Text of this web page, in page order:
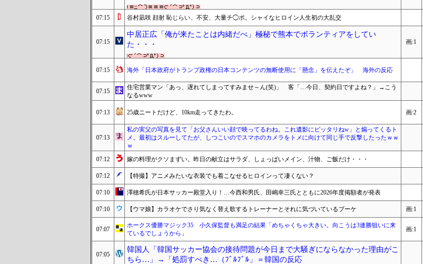
07:15 谷村凪咲 顔射 恥じらい、不安、大量チ◯ポ。シャイなヒロイン人生初の大乱交
07:15
中居正広「俺が来たことは内緒だべ」極秘で熊本でボランティアをしてい
た・・・
画:1
07:15 海外「日本政府がトランプ政権の日本コンテンツの無断使用に「懸念」を伝えたぞ」 海外の反応
07:15
住宅営業マン「あっ、遅れてしまってすみませ～ん(笑)」 客「…今日、契約日ですよね？」→こう
なるwww
07:13 25歳ニートだけど、10km走ってきたわ。 画:2
07:13
私の実父の写真を見て「お父さんいい顔で映ってるわね。これ遺影にピッタリねw」と煽ってくるト
メ。最初はスルーしてたが、しつこいのでスマホのカメラをトメに向けて同じ手で反撃したったｗｗ
ｗ
07:12 嫁の料理がクソまずい。昨日の献立はサラダ、しょっぱいメイン、汁物、ご飯だけ・・・
07:12 【特撮】アニメみたいな衣装でも着こなせるヒロインって凄くない？
07:10 澤穂希氏が日本サッカー殿堂入り！…今西和男氏、田嶋幸三氏とともに2026年度掲額者が発表
07:10 【ウマ娘】カラオケでさり気なく替え歌するトレーナーとそれに気づいているブーケ 画:1
07:07
ホークス優勝マジック35 小久保監督も満足の結果「めちゃくちゃ大きい。向こうは3連勝狙いに来
ているでしょうから」
画:1
07:05
韓国人「韓国サッカー協会の接待問題が今日まで大騒ぎにならなかった理由がこ
ちら…」→「処罰すべき…（ﾌﾞﾙﾌﾞﾙ」＝韓国の反応